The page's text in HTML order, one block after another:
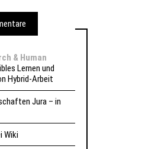
& Human
Lernen und
Hybrid-Arbeit
Jura – in
Wiki